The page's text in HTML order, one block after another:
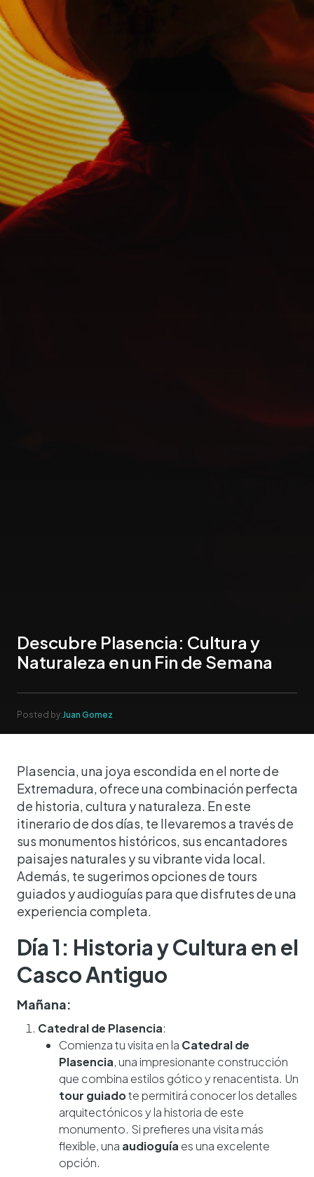
Descubre Plasencia: Cultura y
Naturaleza en un Fin de Semana
Posted by:Juan Gomez
Plasencia, una joya escondida en el norte de
Extremadura, ofrece una combinación perfecta
de historia, cultura y naturaleza. En este
itinerario de dos días, te llevaremos a través de
sus monumentos históricos, sus encantadores
paisajes naturales y su vibrante vida local.
Además, te sugerimos opciones de tours
guiados y audioguías para que disfrutes de una
experiencia completa.
Día 1: Historia y Cultura en el
Casco Antiguo
Mañana:
Catedral de Plasencia:
Comienza tu visita en la Catedral de
Plasencia, una impresionante construcción
que combina estilos gótico y renacentista. Un
tour guiadote permitirá conocer los detalles
arquitectónicos y la historia de este
monumento. Si prefieres una visita más
flexible, una audioguía es una excelente
opción.